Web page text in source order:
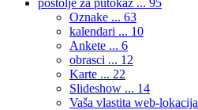
postolje za putokaz ... 95
Oznake ... 63
kalendari ... 10
Ankete ... 6
obrasci ... 12
Karte ... 22
Slideshow ... 14
Vaša vlastita web-lokacija